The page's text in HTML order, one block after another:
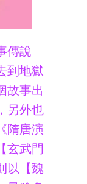
傳說
到地獄
故事出
另外也
隋唐演
玄武門
以【魏